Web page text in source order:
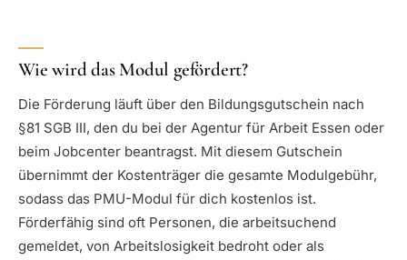
Wie wird das Modul gefördert?
Die Förderung läuft über den Bildungsgutschein nach
§81 SGB III, den du bei der Agentur für Arbeit Essen oder
beim Jobcenter beantragst. Mit diesem Gutschein
übernimmt der Kostenträger die gesamte Modulgebühr,
sodass das PMU-Modul für dich kostenlos ist.
Förderfähig sind oft Personen, die arbeitsuchend
gemeldet, von Arbeitslosigkeit bedroht oder als